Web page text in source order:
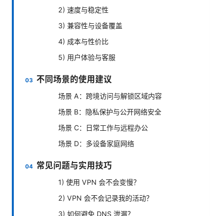
2) 速度与稳定性
3) 兼容性与设备覆盖
4) 成本与性价比
5) 用户体验与客服
不同场景的使用建议
场景 A：跨境访问与解锁区域内容
场景 B：隐私保护与公开网络安全
场景 C：日常工作与远程办公
场景 D：多设备家庭网络
常见问题与实用技巧
1) 使用 VPN 会不会变慢？
2) VPN 会不会记录我的活动？
3) 如何避免 DNS 泄漏？